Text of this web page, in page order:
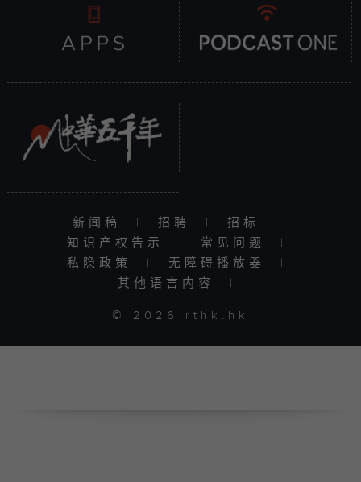
新闻稿 | 招聘 | 招标
|
知识产权告示
| 常见问题
|
私隐政策
| 无障碍播放器
|
其他语言内容
|
© 2026 rthk.hk